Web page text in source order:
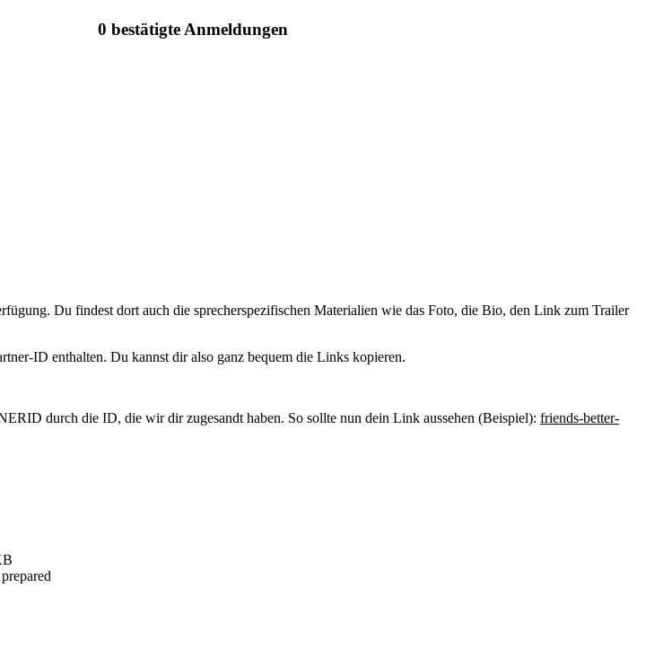
0 bestätigte Anmeldungen
Du findest dort auch die sprecherspezifischen Materialien wie das Foto, die Bio, den Link zum Trailer
ID enthalten. Du kannst dir also ganz bequem die Links kopieren.
durch die ID, die wir dir zugesandt haben. So sollte nun dein Link aussehen (Beispiel): friends-better-